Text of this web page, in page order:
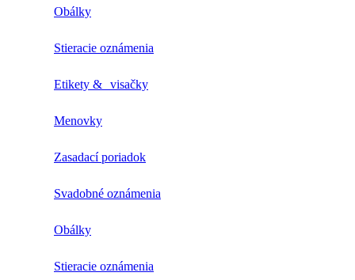
Obálky
Stieracie oznámenia
Etikety & visačky
Menovky
Zasadací poriadok
Svadobné oznámenia
Obálky
Stieracie oznámenia